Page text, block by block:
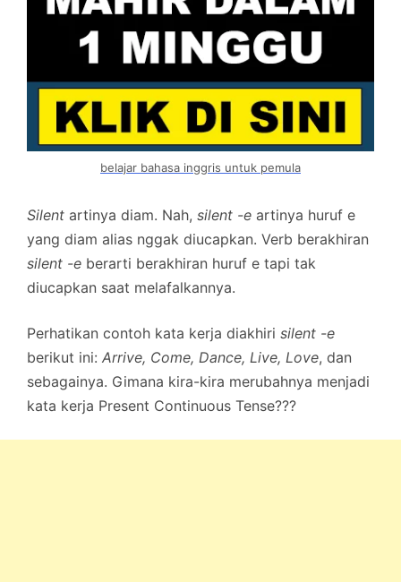
belajar bahasa inggris untuk pemula
Silent artinya diam. Nah, silent -e artinya huruf e
yang diam alias nggak diucapkan. Verb berakhiran
silent -e berarti berakhiran huruf e tapi tak
diucapkan saat melafalkannya.
Perhatikan contoh kata kerja diakhiri silent -e
berikut ini: Arrive, Come, Dance, Live, Love, dan
sebagainya. Gimana kira-kira merubahnya menjadi
kata kerja Present Continuous Tense???